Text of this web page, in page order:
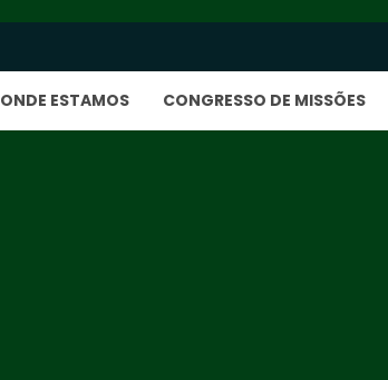
ONDE ESTAMOS CONGRESSO DE MISSÕES